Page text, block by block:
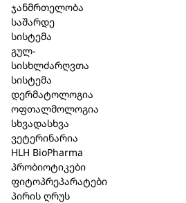
ჯანმრთელობა
საშარდე
სისტემა
გულ-
სისხლძარღვთა
სისტემა
დერმატოლოგია
ოფთალმოლოგია
სხვადასხვა
ვეტერინარია
HLH BioPharma
პრობიოტიკები
ფიტოპრეპარატები
პირის ღრუს
თმის სპრეი ლაქი
ბუნებრივი
(613)
კატეგორია:Bioturm